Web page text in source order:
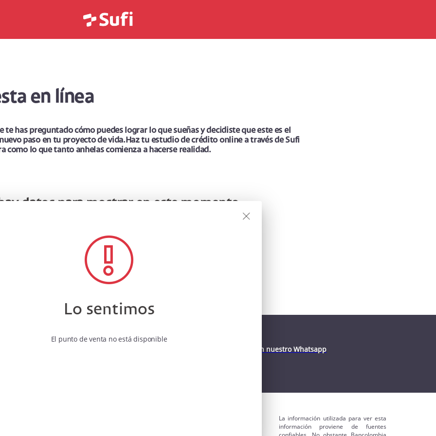
en línea
te has preguntado cómo puedes lograr lo que sueñas y decidiste que este es el
paso en tu proyecto de vida.Haz tu estudio de crédito online a través de Sufi
como lo que tanto anhelas comienza a hacerse realidad.
datos para mostrar en este momento.
Habla con Susi en nuestro Whatsapp
La información utilizada para ver esta
información proviene de fuentes
Lo sentimos
El punto de venta no está disponible